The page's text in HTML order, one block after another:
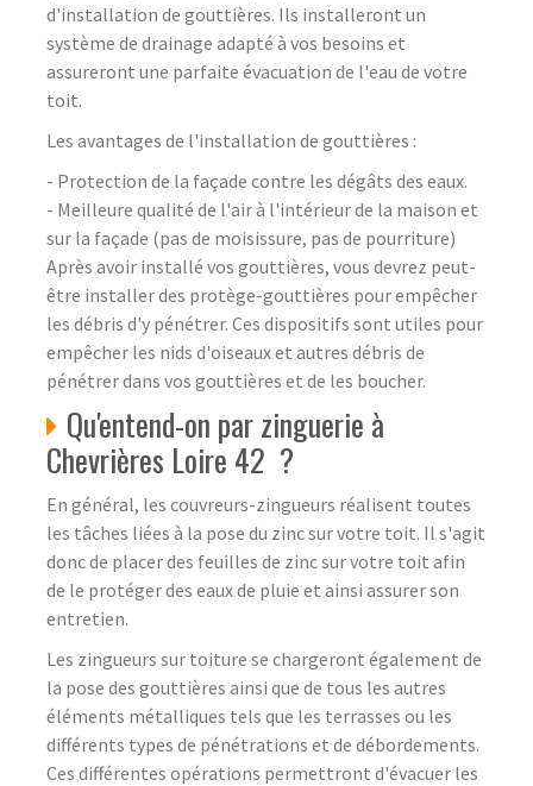
d'installation de gouttières. Ils installeront un
système de drainage adapté à vos besoins et
assureront une parfaite évacuation de l'eau de votre
toit.
Les avantages de l'installation de gouttières :
- Protection de la façade contre les dégâts des eaux.
- Meilleure qualité de l'air à l'intérieur de la maison et
sur la façade (pas de moisissure, pas de pourriture)
Après avoir installé vos gouttières, vous devrez peut-
être installer des protège-gouttières pour empêcher
les débris d'y pénétrer. Ces dispositifs sont utiles pour
empêcher les nids d'oiseaux et autres débris de
pénétrer dans vos gouttières et de les boucher.
Qu'entend-on par zinguerie à
Chevrières Loire 42 ?
En général, les couvreurs-zingueurs réalisent toutes
les tâches liées à la pose du zinc sur votre toit. Il s'agit
donc de placer des feuilles de zinc sur votre toit afin
de le protéger des eaux de pluie et ainsi assurer son
entretien.
Les zingueurs sur toiture se chargeront également de
la pose des gouttières ainsi que de tous les autres
éléments métalliques tels que les terrasses ou les
différents types de pénétrations et de débordements.
Ces différentes opérations permettront d'évacuer les